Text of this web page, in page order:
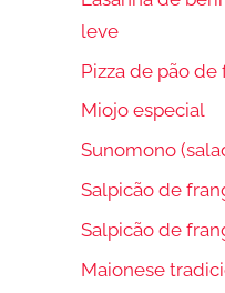
leve
Pizza de pão de
Miojo especial
Sunomono
Salpicão de
Salpicão de
Maionese